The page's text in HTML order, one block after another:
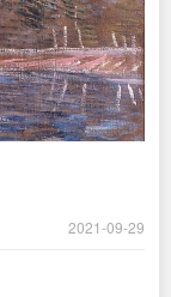
2021-09-29